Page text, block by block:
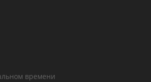
времени